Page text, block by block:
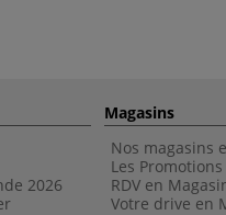
2026
Magasins
Nos magasins
Les
RDV en
Votre drive en